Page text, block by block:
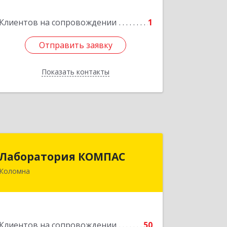
Клиентов на сопровождении 1
Отправить заявку
Показать контакты
Подробнее
Отправить заявку
Назад
КОМПАС
Коломна
140415, Московская обл, Коломна г,